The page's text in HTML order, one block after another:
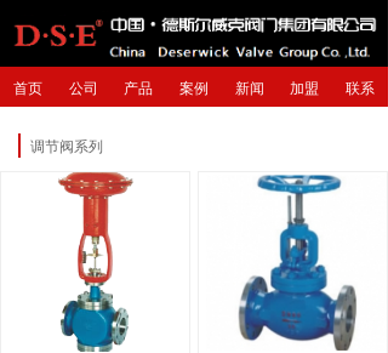
首页 公司 产品 案例 新闻 加盟 联系
调节阀系列